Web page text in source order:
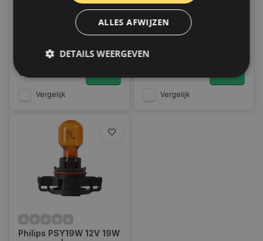
Op werkdagen voor 14.00
uur besteld, dezelfde dag
gratis verzending. (NL & BE)
€20,95
Vergelijk
SV
Op voorraad
Op werkdagen voor 14.00
uur besteld, dezelfde dag
gratis verzending. (NL & BE)
Vergelijk
Philips PSY19W 12V 19W
ALLES AFWIJZEN
DETAILS WEERGEVEN
Strikt noodzakelijk Prestatie
Targeting
Strikt noodzakelijke cookies maken de
kernfunctionaliteiten van de website mogelijk, zoals
gebruikersaanmelding en accountbeheer. De
website kan niet goed worden gebruikt zonder de
strikt noodzakelijke cookies.
Naam
COOKIELAW_STATS